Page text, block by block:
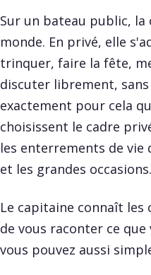
Sur un bateau public,
monde. En privé, elle
trinquer, faire la fête,
discuter librement,
exactement pour cela
choisissent le cadre
les enterrements de vie
et les grandes occasions.
Le capitaine connaît les
de vous raconter ce que
vous pouvez aussi